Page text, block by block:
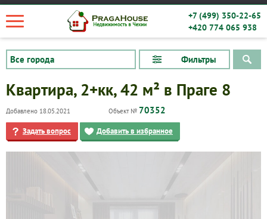
+7 (499) 350-22-65
+420 774 065 938
Фильтры
Квартира, 2+кк, 42 м² в Праге 8
Добавлено 18.05.2021 Объект № 70352
Задать вопрос Добавить в избранное